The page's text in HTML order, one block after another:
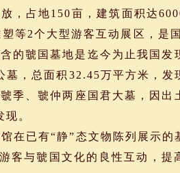
，占地150亩，建筑面积达
等2个大型游客互动展区，是
的虢国墓地是迄今为止我国发
，总面积32.45万平方米，发
季、虢仲两座国君大墓，因出
。
已有“静”态文物陈列展示的
客与虢国文化的良性互动，提